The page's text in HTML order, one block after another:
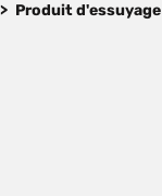
Produit d'essuyage